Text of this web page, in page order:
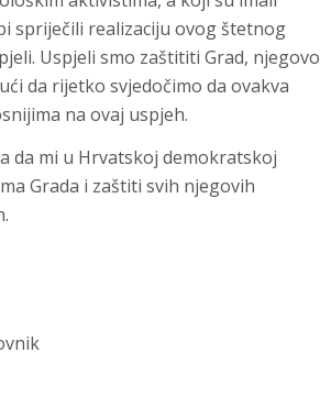
spriječili realizaciju ovog štetnog
Uspjeli smo zaštititi Grad, njegovo
da rijetko svjedočimo da ovakva
na ovaj uspjeh.
da mi u Hrvatskoj demokratskoj
Grada i zaštiti svih njegovih